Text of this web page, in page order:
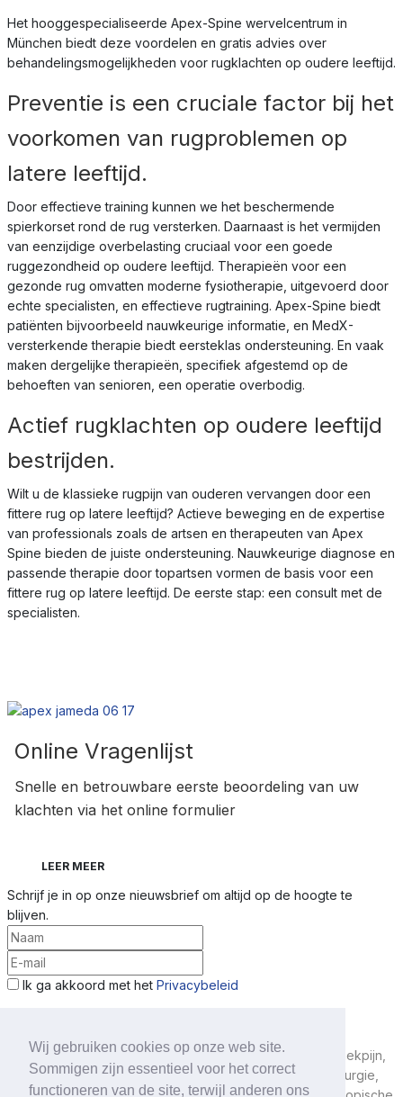
Wij gebruiken cookies op onze web site.
Sommigen zijn essentieel voor het correct
functioneren van de site, terwijl anderen ons
Het hooggespecialiseerde Apex-Spine wervelcentrum in
München biedt deze voordelen en gratis advies over
behandelingsmogelijkheden voor rugklachten op oudere leeftijd.
Preventie is een cruciale factor bij het
voorkomen van rugproblemen op
latere leeftijd.
Door effectieve training kunnen we het beschermende
spierkorset rond de rug versterken. Daarnaast is het vermijden
van eenzijdige overbelasting cruciaal voor een goede
ruggezondheid op oudere leeftijd. Therapieën voor een
gezonde rug omvatten moderne fysiotherapie, uitgevoerd door
echte specialisten, en effectieve rugtraining. Apex-Spine biedt
patiënten bijvoorbeeld nauwkeurige informatie, en MedX-
versterkende therapie biedt eersteklas ondersteuning. En vaak
maken dergelijke therapieën, specifiek afgestemd op de
behoeften van senioren, een operatie overbodig.
Actief rugklachten op oudere leeftijd
bestrijden.
Wilt u de klassieke rugpijn van ouderen vervangen door een
fittere rug op latere leeftijd? Actieve beweging en de expertise
van professionals zoals de artsen en therapeuten van Apex
Spine bieden de juiste ondersteuning. Nauwkeurige diagnose en
passende therapie door topartsen vormen de basis voor een
fittere rug op latere leeftijd. De eerste stap: een consult met de
specialisten.
Online Vragenlijst
Snelle en betrouwbare eerste beoordeling van uw
klachten via het online formulier
LEER MEER
Schrijf je in op onze nieuwsbrief om altijd op de hoogte te
blijven.
Ik ga akkoord met het Privacybeleid
apex spine®CENTER - uw specialisten voor rugpijn, nekpijn,
hernia, wervelkanaalstenose, schijfchirurgie, schijfchirurgie,